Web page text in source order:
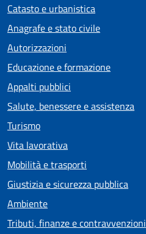
Catasto e urbanistica
Anagrafe e stato civile
Autorizzazioni
Educazione e formazione
Appalti pubblici
Salute, benessere e assistenza
Turismo
Vita lavorativa
Mobilità e trasporti
Giustizia e sicurezza pubblica
Ambiente
Tributi, finanze e contravvenzioni